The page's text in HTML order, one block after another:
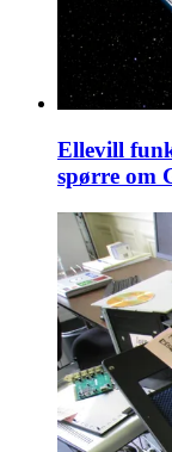
Ellevill
spørre om